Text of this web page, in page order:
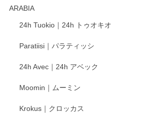
ARABIA
24h Tuokio｜24h トゥオキオ
Paratiisi｜パラティッシ
24h Avec｜24h アベック
Moomin｜ムーミン
Krokus｜クロッカス